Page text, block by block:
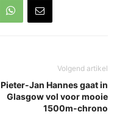
Volgend artikel
Pieter-Jan Hannes gaat in
Glasgow vol voor mooie
1500m-chrono